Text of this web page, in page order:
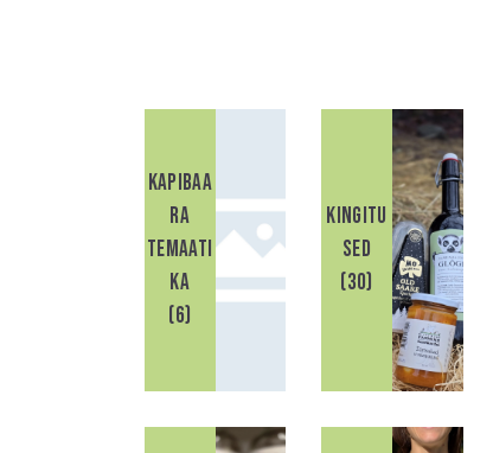
Kapibaa
ra
temaati
ka
(6)
Kingitu
sed
(30)